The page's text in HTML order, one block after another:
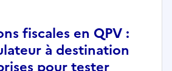
fiscales en QPV :
à destination
pour tester